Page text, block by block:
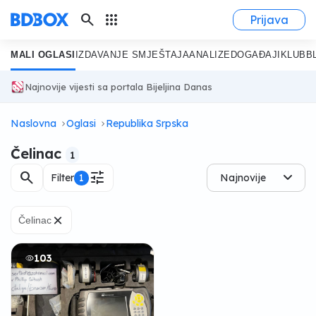
search apps Prijava
MALI OGLASI IZDAVANJE SMJEŠTAJAANALIZE DOGAĐAJI KLUB
Najnovije vijesti sa portala Bijeljina Danas
Naslovna Oglasi Republika Srpska
Čelinac 1
search Filter 1 tune Najnovije
Čelinac×
103